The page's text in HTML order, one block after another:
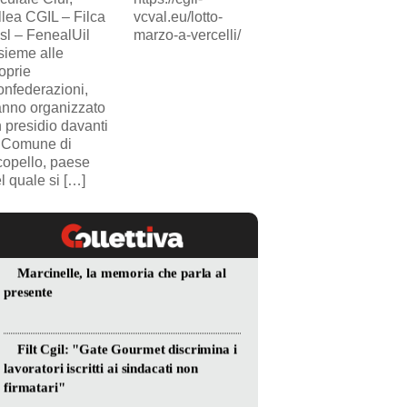
CGIL – Filca
– FenealUil
alle
organizzato
presidio davanti
di
paese
quale si […]
vcval.eu/lotto-
marzo-a-vercelli/